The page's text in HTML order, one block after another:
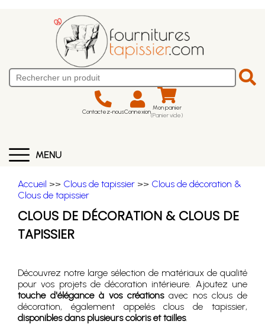
Contactez-nousConnexion Mon panier
(Panier vide)
MENU
Accueil >> Clous de tapissier >> Clous de décoration &
Clous de tapissier
CLOUS DE DÉCORATION & CLOUS DE
TAPISSIER
Découvrez notre large sélection de matériaux de qualité
pour vos projets de décoration intérieure. Ajoutez une
touche d'élégance à vos créationsavec nos clous de
décoration, également appelés clous de tapissier,
disponibles dans plusieurs coloris et tailles.